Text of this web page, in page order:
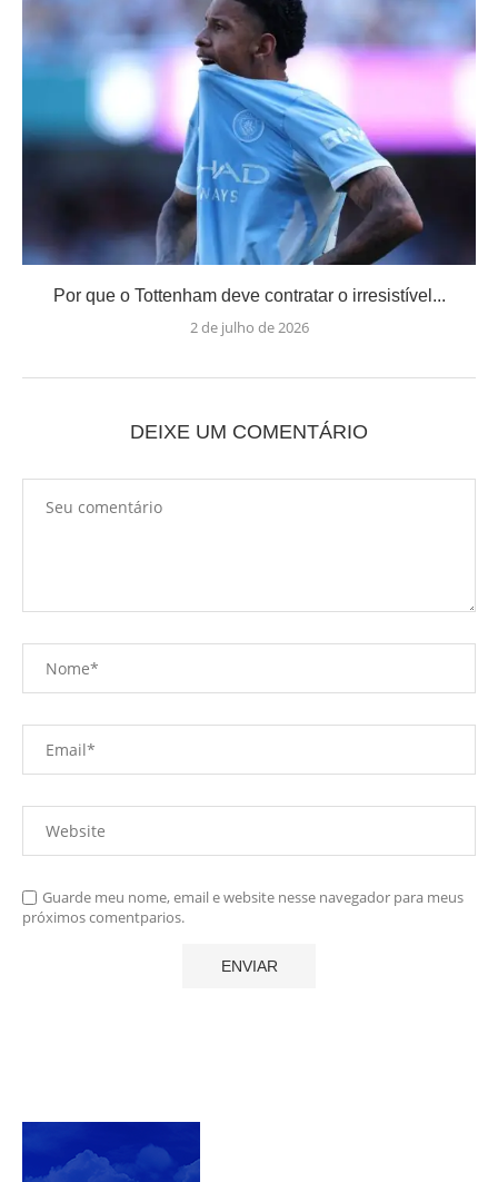
Por que o Tottenham deve contratar o irresistível...
2 de julho de 2026
DEIXE UM COMENTÁRIO
Guarde meu nome, email e website nesse navegador para meus
próximos comentparios.